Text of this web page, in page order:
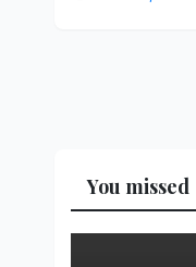
You missed